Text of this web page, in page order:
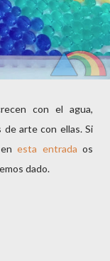
con el agua,
de arte con ellas. Si
enesta entrada os
dado.